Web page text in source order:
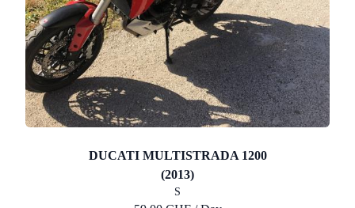
DUCATI MULTISTRADA 1200
(2013)
S